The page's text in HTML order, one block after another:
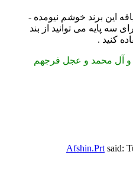
این برند خوشم نیومده -
سه پایه می توانید از بند
کنید .
و آل محمد و عجل فرجهم
Afshin.Prt said: